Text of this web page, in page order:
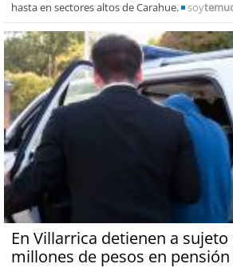
hasta en sectores altos de Carahue.
soy
En Villarrica detienen a
millones de pesos en